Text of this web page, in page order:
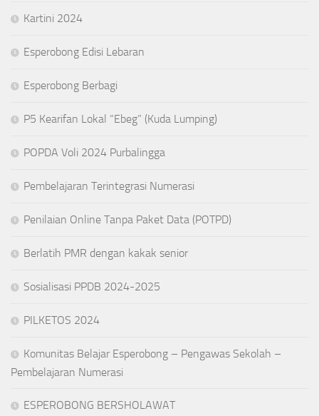
Kartini 2024
Esperobong Edisi Lebaran
Esperobong Berbagi
P5 Kearifan Lokal “Ebeg” (Kuda Lumping)
POPDA Voli 2024 Purbalingga
Pembelajaran Terintegrasi Numerasi
Penilaian Online Tanpa Paket Data (POTPD)
Berlatih PMR dengan kakak senior
Sosialisasi PPDB 2024-2025
PILKETOS 2024
Komunitas Belajar Esperobong – Pengawas Sekolah –
Pembelajaran Numerasi
ESPEROBONG BERSHOLAWAT